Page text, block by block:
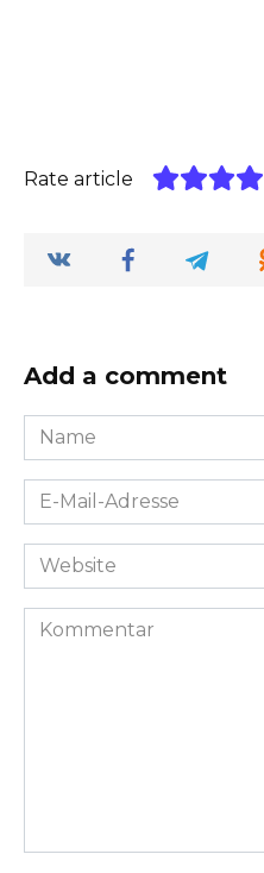
Rate article
Add a comment
Name
*
E-
Mail-
Adresse
Website
Kommentar